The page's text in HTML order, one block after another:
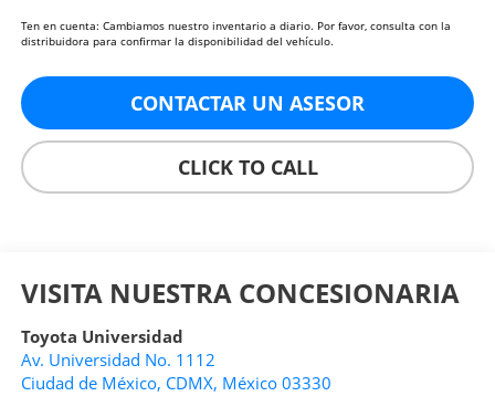
Ten en cuenta: Cambiamos nuestro inventario a diario. Por favor, consulta con la
distribuidora para confirmar la disponibilidad del vehículo.
CONTACTAR UN ASESOR
CLICK TO CALL
VISITA NUESTRA CONCESIONARIA
Toyota Universidad
Av. Universidad No. 1112
Ciudad de México, CDMX, México 03330